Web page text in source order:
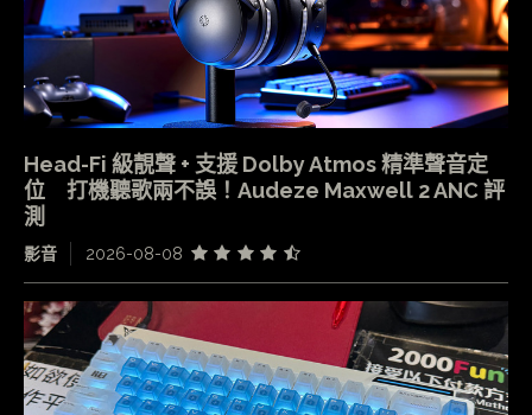
Head-Fi 級靚聲 + 支援 Dolby Atmos 精準聲音定
位 打機聽歌兩不誤！Audeze Maxwell 2 ANC 評
測
影音 2026-08-08